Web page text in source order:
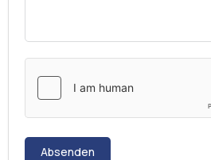
Absenden